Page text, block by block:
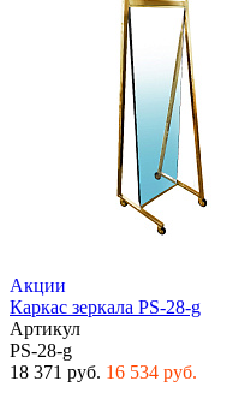
Акции
Каркас зеркала PS-28-g
Артикул
PS-28-g
18 371 руб. 16 534 руб.